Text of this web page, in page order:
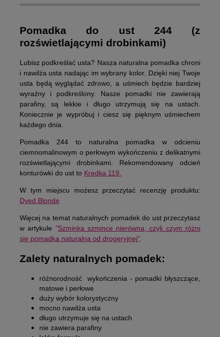
Pomadka do ust 244 (z
rozświetlającymi drobinkami)
Lubisz podkreślać usta? Nasza naturalna pomadka chroni
i nawilża usta nadając im wybrany kolor. Dzięki niej Twoje
usta będą wyglądać zdrowo, a uśmiech będzie bardziej
wyraźny i podkreślony. Nasze pomadki nie zawierają
parafiny, są lekkie i długo utrzymują się na ustach.
Koniecznie je wypróbuj i ciesz się pięknym uśmiechem
każdego dnia.
Pomadka 244 to naturalna pomadka w odcieniu
ciemnomalinowym o perłowym wykończeniu z delikatnymi
rozświetlającymi drobinkami. Rekomendowany odcień
konturówki do ust to Kredka 119.
W tym miejscu możesz przeczytać recenzję produktu:
Dyed Blonde
Więcej na temat naturalnych pomadek do ust przeczytasz
w artykule "Szminka szmince nierówna, czyli czym różni
się pomadka naturalna od drogeryjnej"
Zalety naturalnych pomadek:
różnorodność wykończenia - pomadki błyszczące,
matowe i perłowe
duży wybór kolorystyczny
mocno nawilża usta
długo utrzymuje się na ustach
nie zawiera parafiny